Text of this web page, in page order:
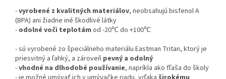
-vyrobené z kvalitných materiálov, neobsahujú bisfenol A
(BPA) ani žiadne iné škodlivé látky
- odolné voči teplotám od -20℃ do +100℃
- sú vyrobené zo špeciálneho materiálu Eastman Tritan, ktorý je
priesvitný a ľahký, a zároveň pevný a odolný
-vhodné na dlhodobé používanie, napríkla ako fľaša do školy